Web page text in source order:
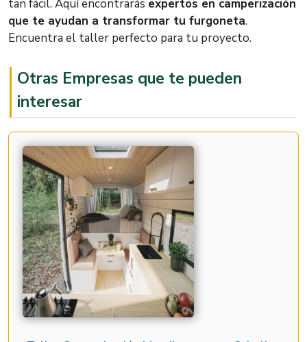
Jueves
Abierto ahora
Viernes
9:00 – 20:00
Sábado
9:00 – 20:00
Domingo
tan fácil. Aquí encontrarás expertos en camperización
que te ayudan a transformar tu furgoneta.
Encuentra el taller perfecto para tu proyecto.
Otras Empresas que te pueden
interesar